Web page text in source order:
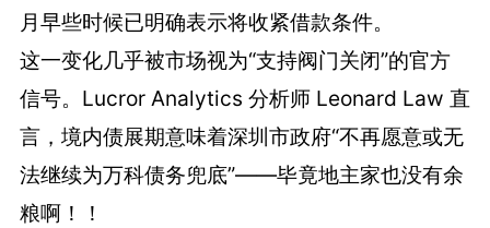
月早些时候已明确表示将收紧借款条件。
这一变化几乎被市场视为“支持阀门关闭”的官方
信号。Lucror Analytics 分析师 Leonard Law 直
言，境内债展期意味着深圳市政府“不再愿意或无
法继续为万科债务兜底”——毕竟地主家也没有余
粮啊！！